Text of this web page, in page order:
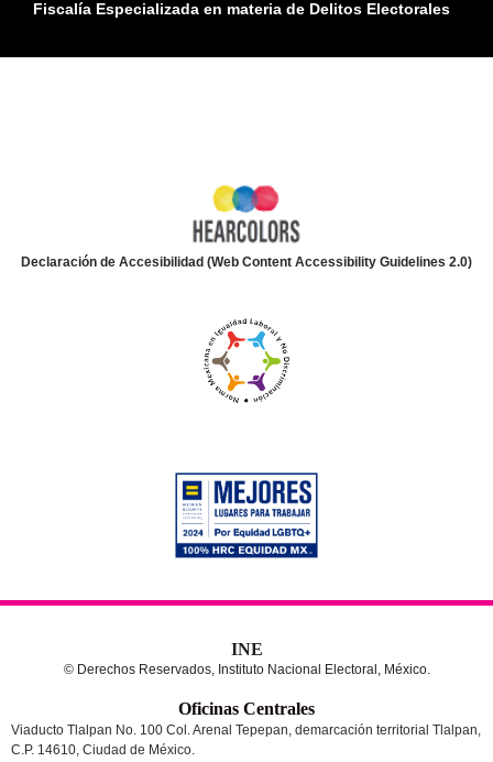
Fiscalía Especializada en materia de Delitos Electorales
Declaración de Accesibilidad (Web Content Accessibility Guidelines 2.0)
INE
© Derechos Reservados, Instituto Nacional Electoral, México.
Oficinas Centrales
Viaducto Tlalpan No. 100 Col. Arenal Tepepan, demarcación territorial Tlalpan,
C.P. 14610, Ciudad de México.